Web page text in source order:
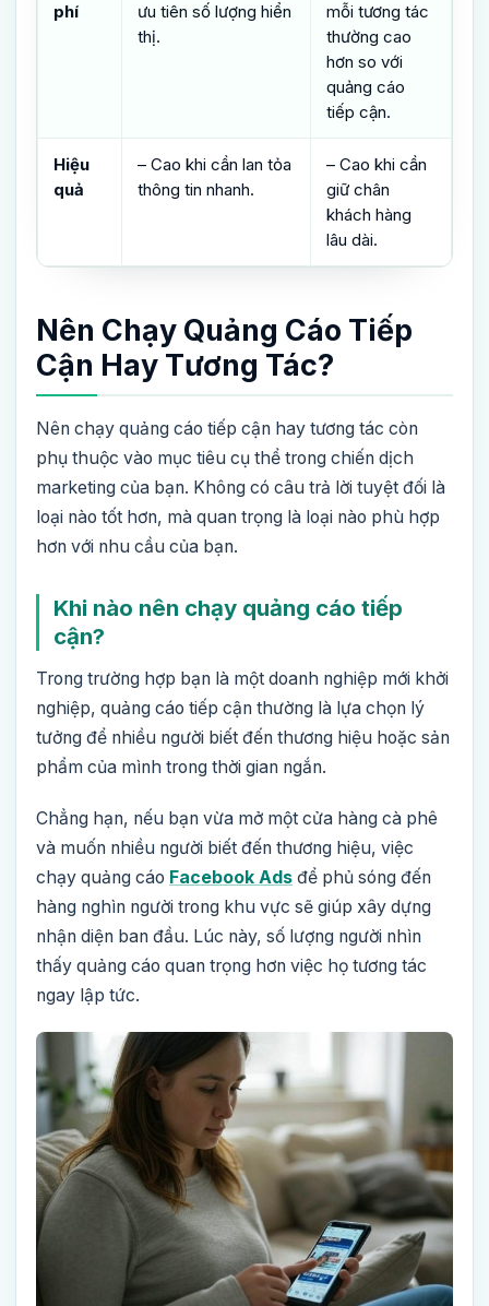
phí
ưu tiên số lượng hiển
thị.
mỗi tương tác
thường cao
hơn so với
quảng cáo
tiếp cận.
Hiệu
quả
– Cao khi cần lan tỏa
thông tin nhanh.
– Cao khi cần
giữ chân
khách hàng
lâu dài.
Nên Chạy Quảng Cáo Tiếp
Cận Hay Tương Tác?
Nên chạy quảng cáo tiếp cận hay tương tác còn
phụ thuộc vào mục tiêu cụ thể trong chiến dịch
marketing của bạn. Không có câu trả lời tuyệt đối là
loại nào tốt hơn, mà quan trọng là loại nào phù hợp
hơn với nhu cầu của bạn.
Khi nào nên chạy quảng cáo tiếp
cận?
Trong trường hợp bạn là một doanh nghiệp mới khởi
nghiệp, quảng cáo tiếp cận thường là lựa chọn lý
tưởng để nhiều người biết đến thương hiệu hoặc sản
phẩm của mình trong thời gian ngắn.
Chẳng hạn, nếu bạn vừa mở một cửa hàng cà phê
và muốn nhiều người biết đến thương hiệu, việc
chạy quảng cáo Facebook Ads để phủ sóng đến
hàng nghìn người trong khu vực sẽ giúp xây dựng
nhận diện ban đầu. Lúc này, số lượng người nhìn
thấy quảng cáo quan trọng hơn việc họ tương tác
ngay lập tức.